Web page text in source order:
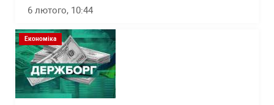
6 лютого, 10:44
Економіка